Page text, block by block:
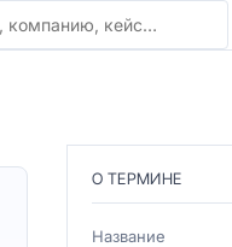
О ТЕРМИНЕ
Название